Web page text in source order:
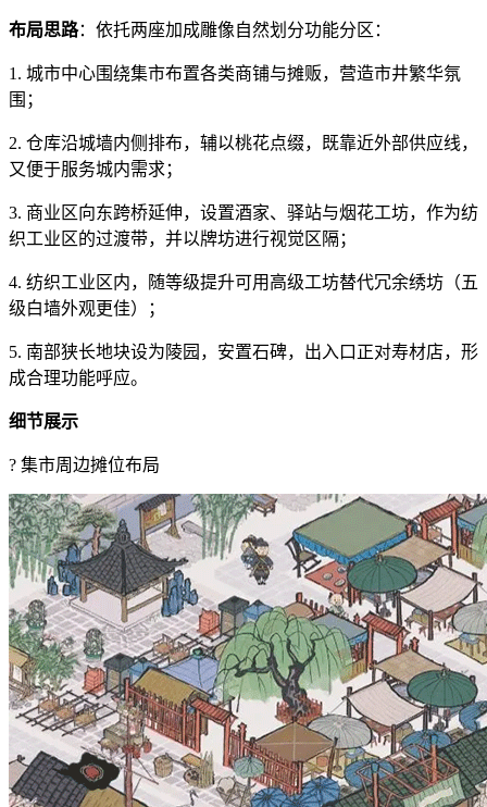
布局思路：依托两座加成雕像自然划分功能分区：
1. 城市中心围绕集市布置各类商铺与摊贩，营造市井繁华氛
围；
2. 仓库沿城墙内侧排布，辅以桃花点缀，既靠近外部供应线，
又便于服务城内需求；
3. 商业区向东跨桥延伸，设置酒家、驿站与烟花工坊，作为纺
织工业区的过渡带，并以牌坊进行视觉区隔；
4. 纺织工业区内，随等级提升可用高级工坊替代冗余绣坊（五
级白墙外观更佳）；
5. 南部狭长地块设为陵园，安置石碑，出入口正对寿材店，形
成合理功能呼应。
细节展示
? 集市周边摊位布局